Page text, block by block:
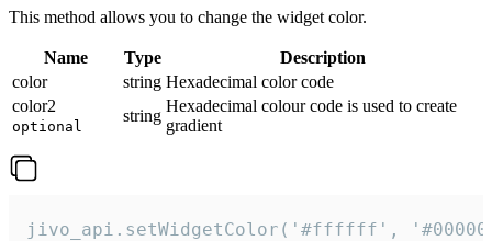
This method allows you to change the widget color.
Name Type
Description
color
string Hexadecimal color code
color2
optional
string
Hexadecimal colour code is used to create
gradient
jivo_api.setWidgetColor('#ffffff',